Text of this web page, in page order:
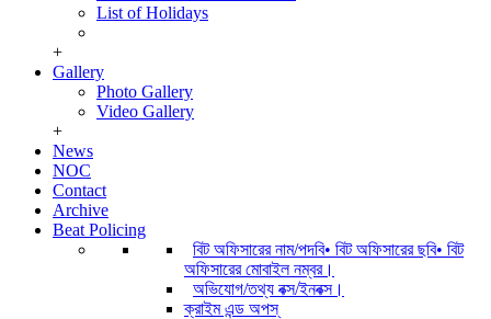
List of Holidays
+
Gallery
Photo Gallery
Video Gallery
+
News
NOC
Contact
Archive
Beat Policing
বিট অফিসারের নাম/পদবি• বিট অফিসারের ছবি• বিট
অফিসারের মোবাইল নম্বর।
অভিযোগ/তথ্য বক্স/ইনবক্স।
ক্রাইম এন্ড অপস্